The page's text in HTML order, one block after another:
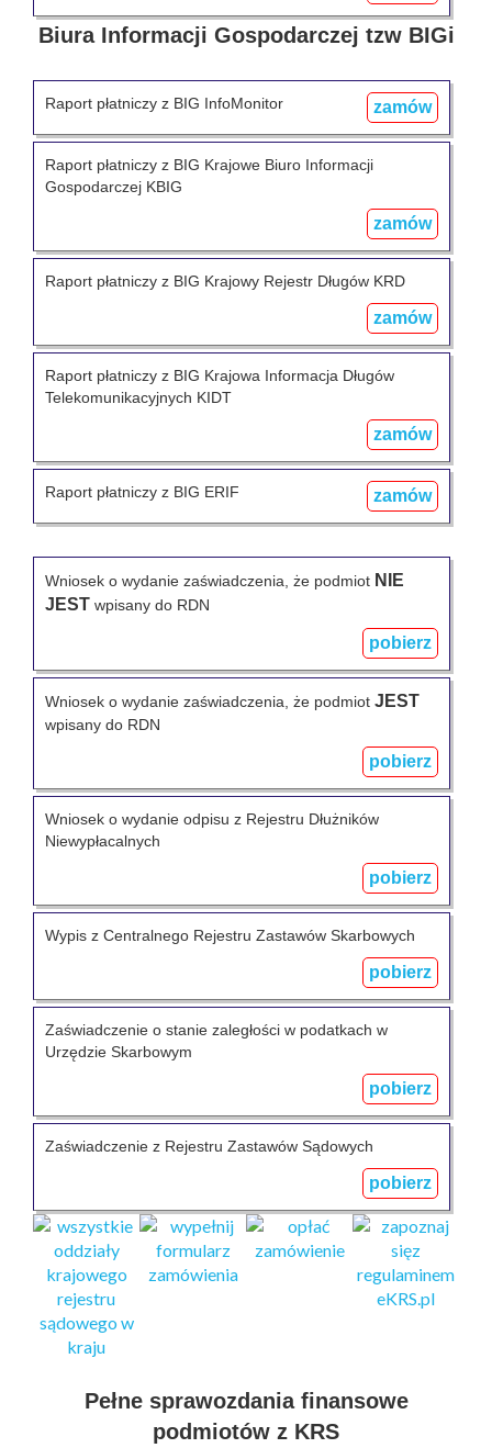
Biura Informacji Gospodarczej tzw BIGi
Raport płatniczy z BIG InfoMonitor zamów
Raport płatniczy z BIG Krajowe Biuro Informacji
Gospodarczej KBIG
zamów
Raport płatniczy z BIG Krajowy Rejestr Długów KRD
zamów
Raport płatniczy z BIG Krajowa Informacja Długów
Telekomunikacyjnych KIDT
zamów
Raport płatniczy z BIG ERIF zamów
Wniosek o wydanie zaświadczenia, że podmiot NIE
JEST wpisany do RDN
pobierz
Wniosek o wydanie zaświadczenia, że podmiot JEST
wpisany do RDN
pobierz
Wniosek o wydanie odpisu z Rejestru Dłużników
Niewypłacalnych
pobierz
Wypis z Centralnego Rejestru Zastawów Skarbowych
pobierz
Zaświadczenie o stanie zaległości w podatkach w
Urzędzie Skarbowym
pobierz
Zaświadczenie z Rejestru Zastawów Sądowych
pobierz
Pełne sprawozdania finansowe
podmiotów z KRS